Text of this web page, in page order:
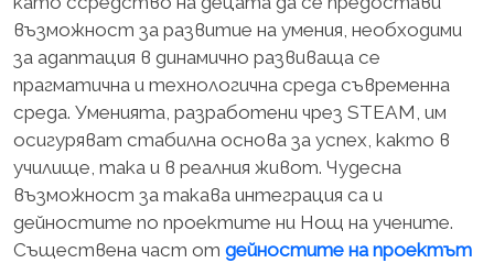
възможност за развитие на умения, необходими
за адаптация в динамично развиваща се
прагматична и технологична среда съвременна
среда. Уменията, разработени чрез STEAM, им
осигуряват стабилна основа за успех, както в
училище, така и в реалния живот. Чудесна
възможност за такава интеграция са и
дейностите по проектите ни Нощ на учените.
Съществена част от дейностите на проектът